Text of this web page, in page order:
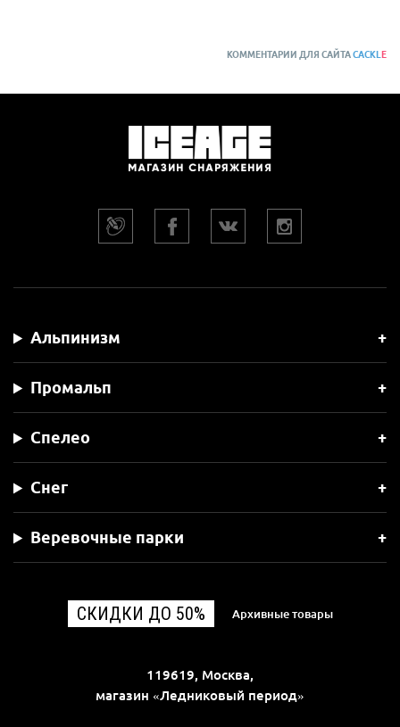
КОММЕНТАРИИ ДЛЯ САЙТАCACKL E
Альпинизм
Промальп
Спелео
Снег
Веревочные парки
СКИДКИ ДО 50% Архивные товары
119619, Москва,
магазин «Ледниковый период»